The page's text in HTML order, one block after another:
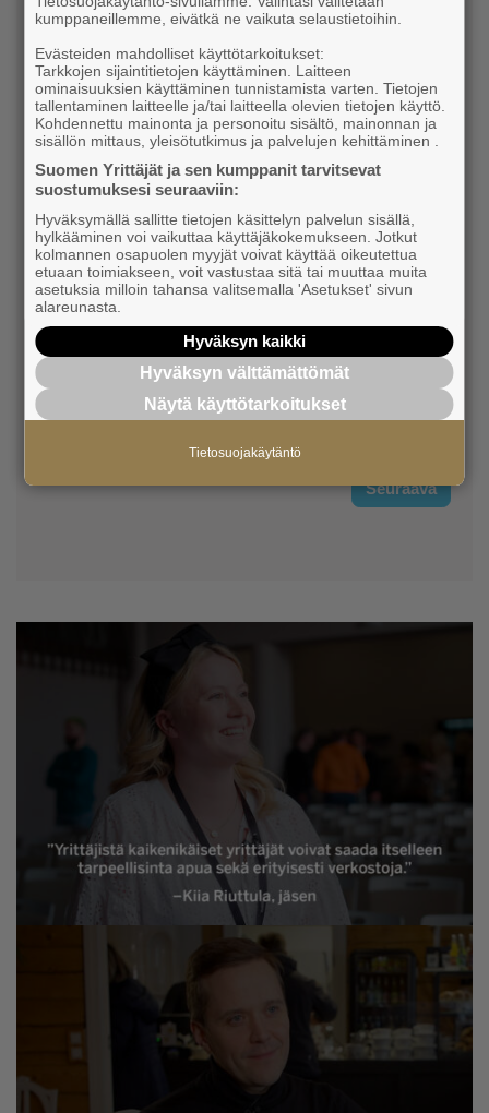
kumppaneillemme, eivätkä ne vaikuta selaustietoihin.
Evästeiden mahdolliset käyttötarkoitukset:
Tarkkojen sijaintitietojen käyttäminen. Laitteen
ominaisuuksien käyttäminen tunnistamista varten. Tietojen
tallentaminen laitteelle ja/tai laitteella olevien tietojen käyttö.
Kohdennettu mainonta ja personoitu sisältö, mainonnan ja
sisällön mittaus, yleisötutkimus ja palvelujen kehittäminen .
Suomen Yrittäjät ja sen kumppanit tarvitsevat
suostumuksesi seuraaviin:
Hyväksymällä sallitte tietojen käsittelyn palvelun sisällä,
hylkääminen voi vaikuttaa käyttäjäkokemukseen. Jotkut
kolmannen osapuolen myyjät voivat käyttää oikeutettua
etuaan toimiakseen, voit vastustaa sitä tai muuttaa muita
asetuksia milloin tahansa valitsemalla 'Asetukset' sivun
alareunasta.
Hyväksyn kaikki
Hyväksyn välttämättömät
Näytä käyttötarkoitukset
Tietosuojakäytäntö